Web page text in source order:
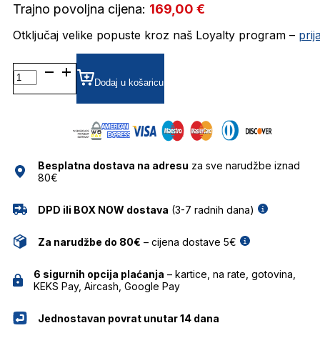
Trajno povoljna cijena: 169,00 €
Otključaj velike popuste kroz naš Loyalty program –
DQ5196 DIOPTRIJSKI
OKVIRI
DSQUARED
Dodaj u košaricu
Besplatna dostava na adresu za sve narudžbe iznad
80€
DPD ili BOX NOW dostava (3-7 radnih dana)
Za narudžbe do 80€ – cijena dostave 5€
6 sigurnih opcija plaćanja – kartice, na rate, gotovina,
KEKS Pay, Aircash, Google Pay
Jednostavan povrat unutar 14 dana